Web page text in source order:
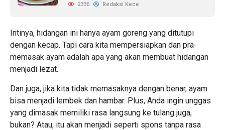
2336 Redaksi Kece
Intinya, hidangan ini hanya ayam goreng yang ditutupi
dengan kecap. Tapi cara kita mempersiapkan dan pra-
memasak ayam adalah apa yang akan membuat hidangan
menjadi lezat.
Dan juga, jika kita tidak memasaknya dengan benar, ayam
bisa menjadi lembek dan hambar. Plus, Anda ingin unggas
yang dimasak memiliki rasa langsung ke tulang juga,
bukan? Atau, itu akan menjadi seperti spons tanpa rasa